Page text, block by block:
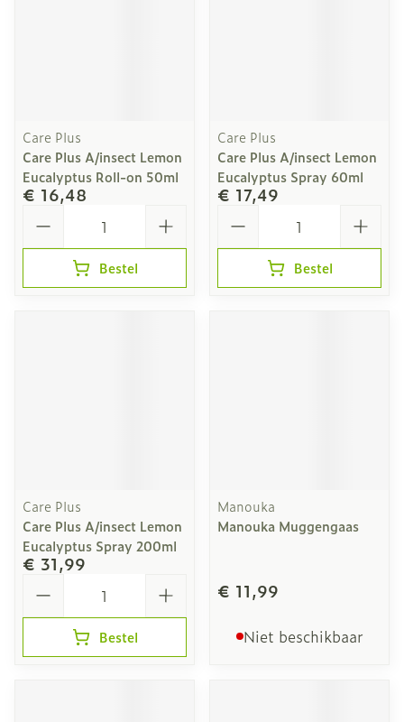
Care Plus
Care Plus A/insect Lemon
Eucalyptus Roll-on 50ml
€ 16,48
Bestel
Care Plus
Care Plus A/insect Lemon
Eucalyptus Spray 60ml
€ 17,49
Bestel
Care Plus
Care Plus A/insect Lemon
Eucalyptus Spray 200ml
€ 31,99
Bestel
Manouka
Manouka Muggengaas
€ 11,99
Niet beschikbaar